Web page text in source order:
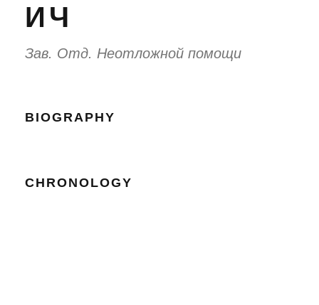
ИЧ
Зав. Отд. Неотложной помощи
BIOGRAPHY
CHRONOLOGY